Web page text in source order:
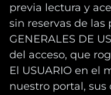
previa lectura y
sin reservas de las
GENERALES DE
del acceso, que
El USUARIO en el
nuestro portal, sus